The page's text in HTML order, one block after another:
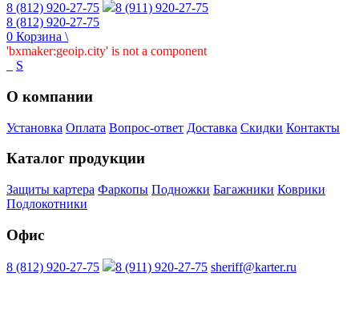
8 (812) 920-27-75
8 (911) 920-27-75
8 (812) 920-27-75
0 Корзина \
'bxmaker:geoip.city' is not a component
S
О компании
Установка Оплата Вопрос-ответ Доставка Скидки Контакты
Каталог продукции
Защиты картера Фаркопы Подножки Багажники Коврики
Подлокотники
Офис
8 (812) 920-27-75 8 (911) 920-27-75 sheriff@karter.ru